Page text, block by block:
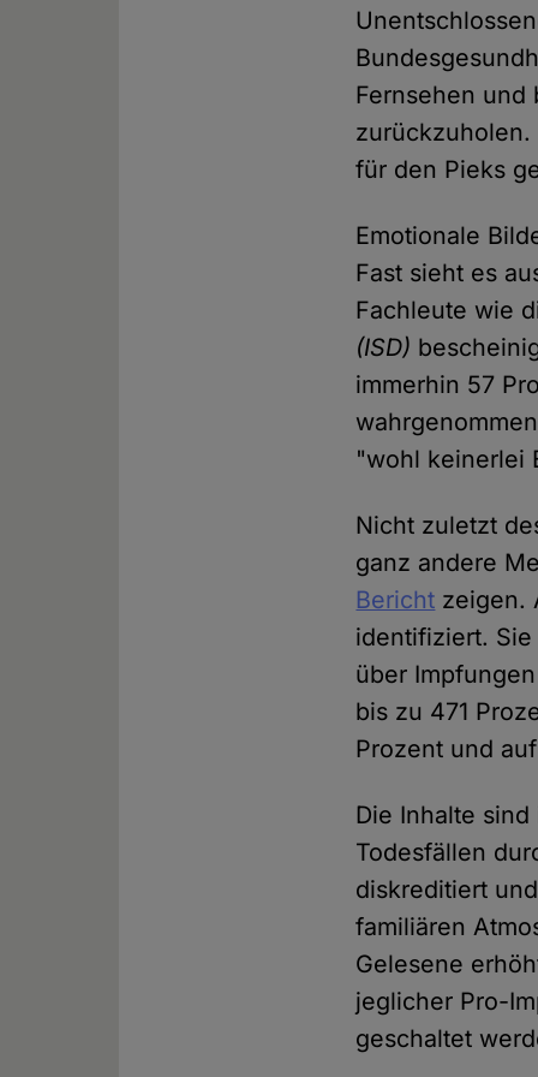
Fernsehen und
zurückzuholen.
für den Pieks
Emotionale
Fast sieht es
Fachleute wie
(ISD)
immerhin 57
"wohl keinerlei
Nicht zuletzt
ganz andere
Bericht zeigen.
identifiziert.
über
bis zu 471
Prozent und
Die Inhalte
Todesfällen
diskreditiert
familiären
Gelesene
jeglicher Pro-
geschaltet